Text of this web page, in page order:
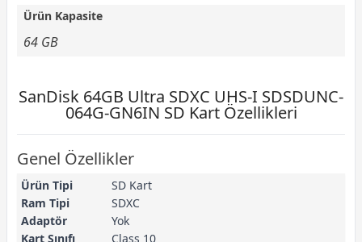
Ürün Kapasite
64 GB
SanDisk 64GB Ultra SDXC UHS-I SDSDUNC-
064G-GN6IN SD Kart Özellikleri
Genel Özellikler
Ürün Tipi
SD Kart
Ram Tipi
SDXC
Adaptör
Yok
Kart Sınıfı
Class 10